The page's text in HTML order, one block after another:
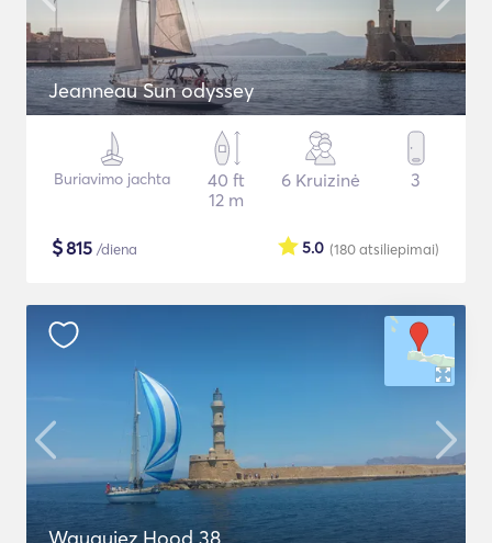
Jeanneau Sun odyssey
Buriavimo jachta
40 ft
12 m
6 Kruizinė 3
$815 /diena (180atsiliepimai)
5.0